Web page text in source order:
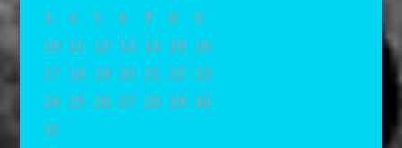
3
4 5 6 7 8
9
10
11 12 13 14 15
16
17
18 19 20 21 22
23
24
25 26 27 28 29 30
31